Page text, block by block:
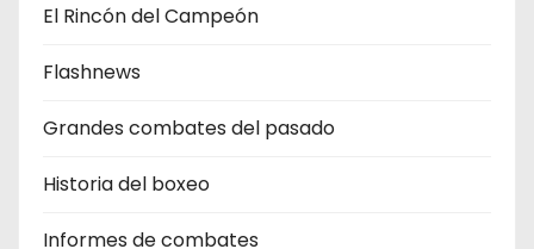
El Rincón del Campeón
Flashnews
Grandes combates del pasado
Historia del boxeo
Informes de combates